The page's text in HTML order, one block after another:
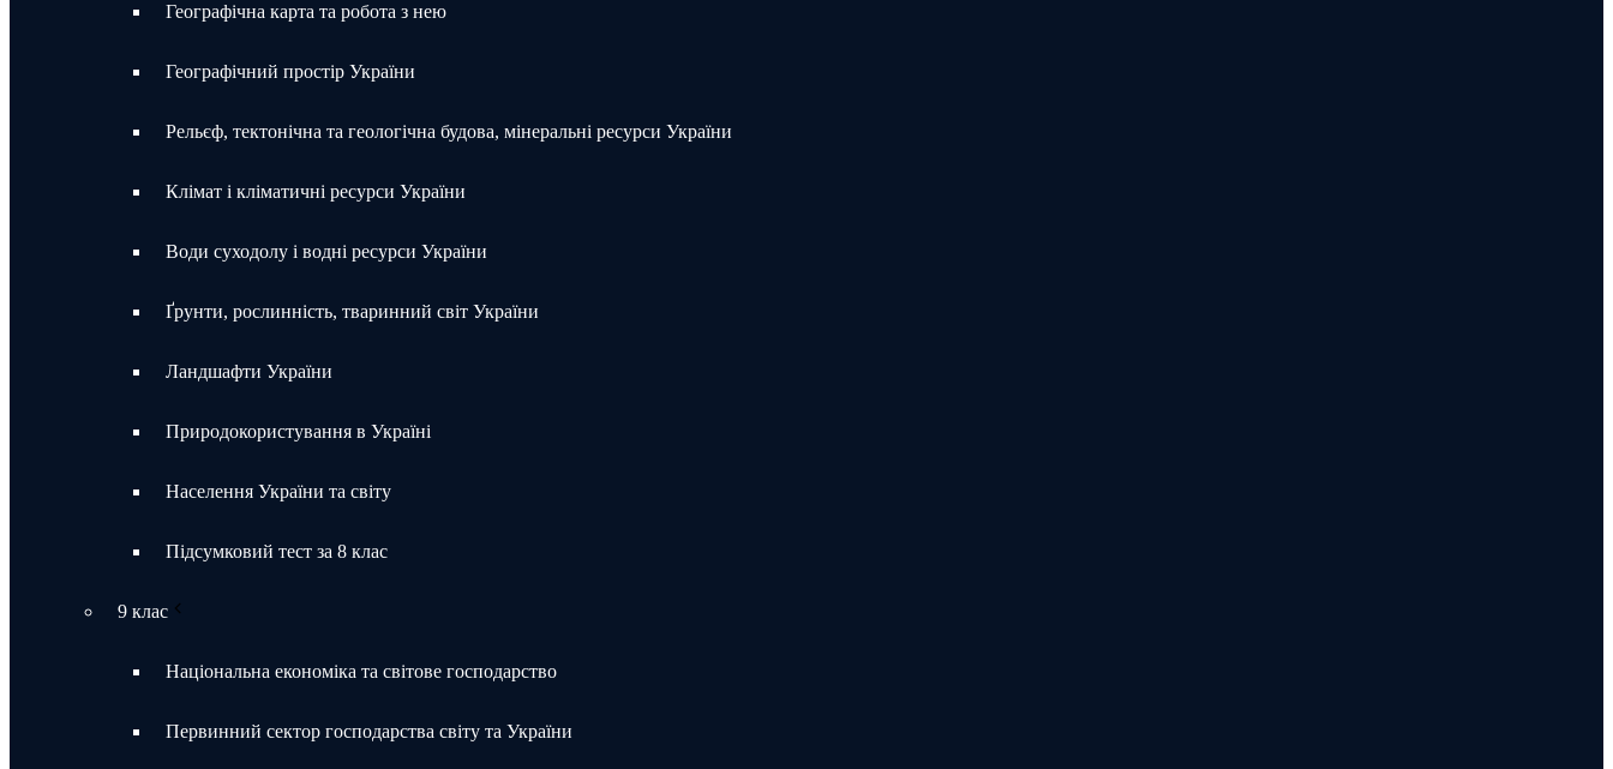
Географічна карта та робота з нею
Географічний простір України
Рельєф, тектонічна та геологічна будова, мінеральні ресурси України
Клімат і кліматичні ресурси України
Води суходолу і водні ресурси України
Ґрунти, рослинність, тваринний світ України
Ландшафти України
Природокористування в Україні
Населення України та світу
Підсумковий тест за 8 клас
9 клас
Національна економіка та світове господарство
Первинний сектор господарства світу та України